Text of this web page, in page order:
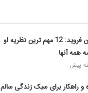
ده قانون فروید: 12 مهم ترین نظریه او
همه آنها
و راهکار برای سبک زندگی سالم